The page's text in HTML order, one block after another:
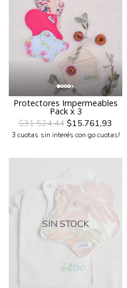
Protectores Impermeables
Pack x 3
$31.524,44 $15.761,93
3 cuotas sin interés con go cuotas!
SIN STOCK